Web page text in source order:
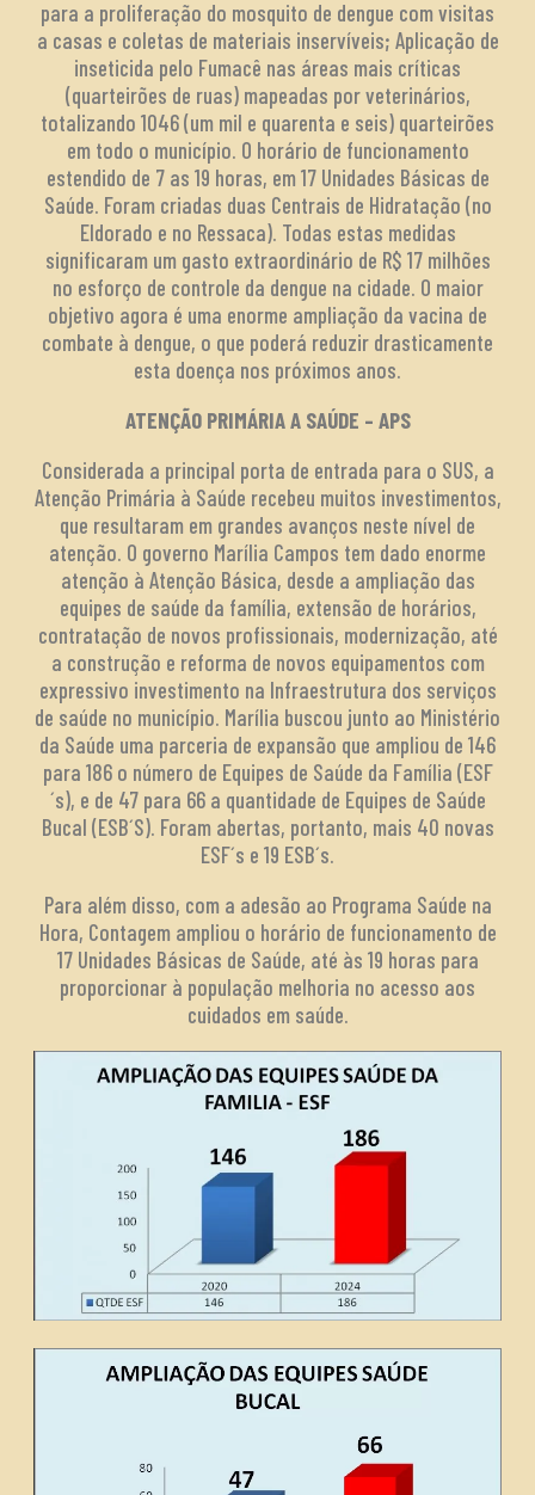
para a proliferação do mosquito de dengue com visitas
a casas e coletas de materiais inservíveis; Aplicação de
inseticida pelo Fumacê nas áreas mais críticas
(quarteirões de ruas) mapeadas por veterinários,
totalizando 1046 (um mil e quarenta e seis) quarteirões
em todo o município. O horário de funcionamento
estendido de 7 as 19 horas, em 17 Unidades Básicas de
Saúde. Foram criadas duas Centrais de Hidratação (no
Eldorado e no Ressaca). Todas estas medidas
significaram um gasto extraordinário de R$ 17 milhões
no esforço de controle da dengue na cidade. O maior
objetivo agora é uma enorme ampliação da vacina de
combate à dengue, o que poderá reduzir drasticamente
esta doença nos próximos anos.
ATENÇÃO PRIMÁRIA A SAÚDE – APS
Considerada a principal porta de entrada para o SUS, a
Atenção Primária à Saúde recebeu muitos investimentos,
que resultaram em grandes avanços neste nível de
atenção. O governo Marília Campos tem dado enorme
atenção à Atenção Básica, desde a ampliação das
equipes de saúde da família, extensão de horários,
contratação de novos profissionais, modernização, até
a construção e reforma de novos equipamentos com
expressivo investimento na Infraestrutura dos serviços
de saúde no município. Marília buscou junto ao Ministério
da Saúde uma parceria de expansão que ampliou de 146
para 186 o número de Equipes de Saúde da Família (ESF
´s), e de 47 para 66 a quantidade de Equipes de Saúde
Bucal (ESB´S). Foram abertas, portanto, mais 40 novas
ESF´s e 19 ESB´s.
Para além disso, com a adesão ao Programa Saúde na
Hora, Contagem ampliou o horário de funcionamento de
17 Unidades Básicas de Saúde, até às 19 horas para
proporcionar à população melhoria no acesso aos
cuidados em saúde.